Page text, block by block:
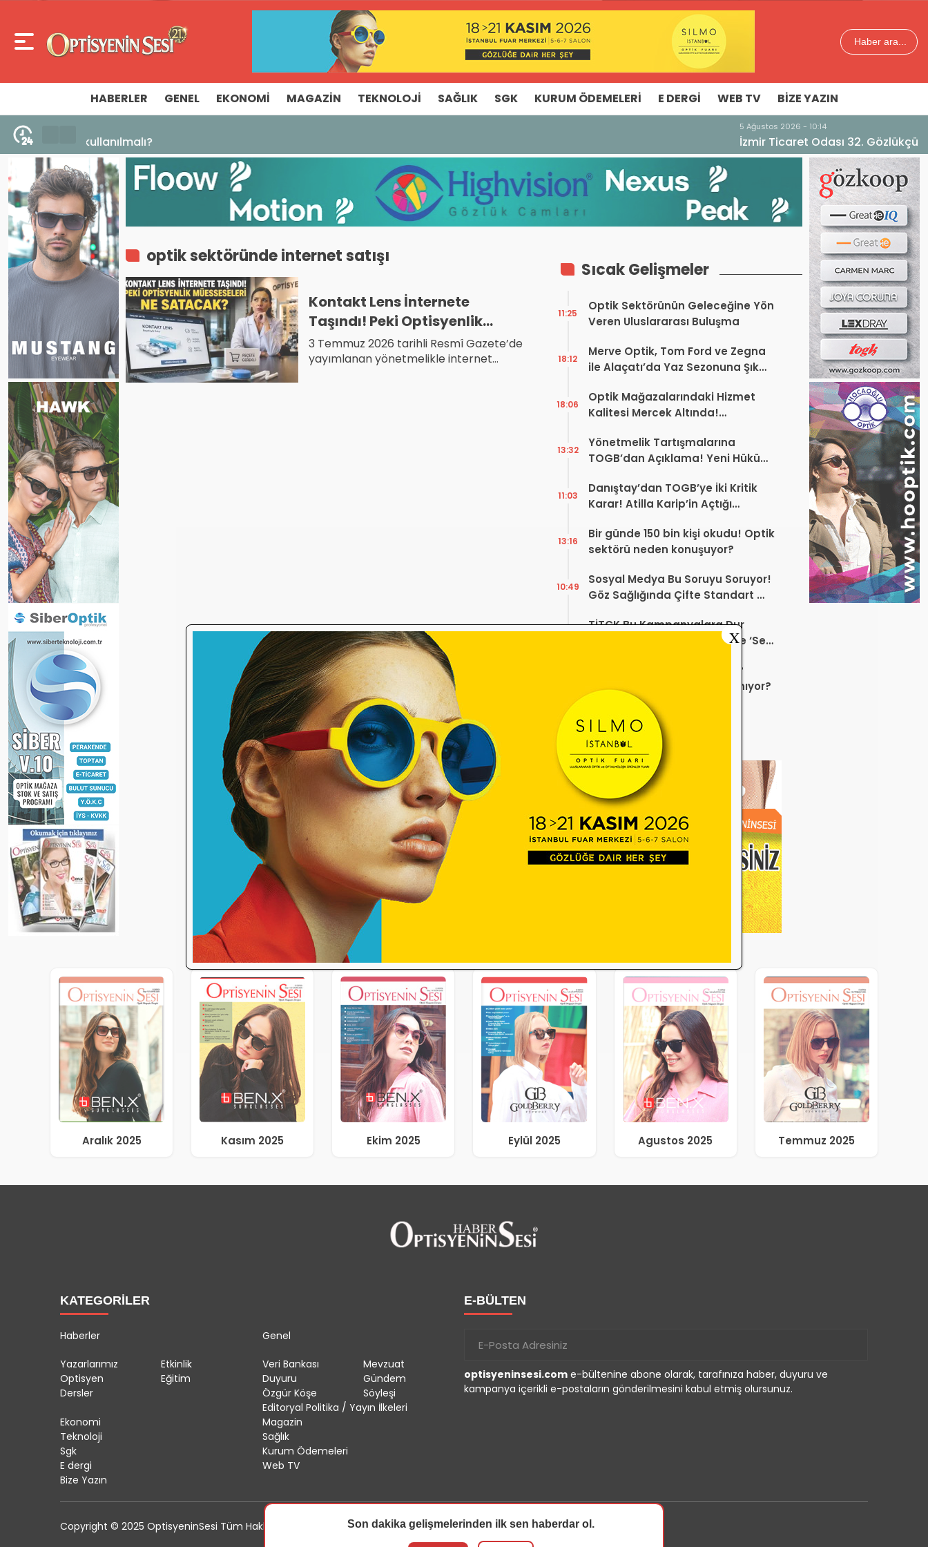
Haber ara...
HABERLER GENEL EKONOMI MAGAZIN TEKNOLOJI SAĞLIK SGK KURUM ÖDEMELERI E DERGI WEB TV BIZE YAZIN
İzmir Ticaret Odası 32. Gözlükçüler Grubu’ndan TEBD II DigitaliSME Dijital Dönüşüm Projesi açıklaması
optik sektöründe internet satışı
Kontakt Lens İnternete
Taşındı! Peki Optisyenlik
Müesseseleri Ne Satacak?
3 Temmuz 2026 tarihli Resmî Gazete’de
yayımlanan yönetmelikle internet
Sıcak Gelişmeler
Optik Sektörünün Geleceğine Yön
Veren Uluslararası Buluşma
11:25
Merve Optik, Tom Ford ve Zegna
ile Alaçatı’da Yaz Sezonuna Şık
18:12
Optik Mağazalarındaki Hizmet
Kalitesi Mercek Altında!
Şekillendirebilir
18:06
Yönetmelik Tartışmalarına
TOGB’dan Açıklama! Yeni Hüküm
13:32
Danıştay’dan TOGB’ye İki Kritik
Karar! Atilla Karip’in Açtığı
Kararı
11:03
Bir günde 150 bin kişi okudu! Optik
sektörü neden konuşuyor?
13:16
Sosyal Medya Bu Soruyu Soruyor!
Göz Sağlığında Çifte Standart mı
10:49
TİTCK Bu Kampanyalara Dur
Diyecek mi? Sağlık ürününde ‘Set
12:16
Optik sektörü neden durdu?
Temmuz ayında neler yaşanıyor?
ÜTS’de Miadı Dolan Gözlük
Çerçeveleri SGK İşlemlerini
Engelliyor!
09:54
Aralık 2025 Kasım 2025 Ekim 2025 Eylül 2025 Agustos 2025 Temmuz 2025
KATEGORİLER
Haberler
Yazarlarımız
Etkinlik
Optisyen
Eğitim
Dersler
Genel
Veri Bankası
Mevzuat
Duyuru
Gündem
Özgür Köşe
Söyleşi
Editoryal Politika / Yayın İlkeleri
Ekonomi
Magazin
Teknoloji
Sağlık
Sgk
Kurum Ödemeleri
E dergi
Web TV
Bize Yazın
E-BÜLTEN
optisyeninsesi.com e-bültenine abone olarak, tarafınıza haber, duyuru ve
kampanya içerikli e-postaların gönderilmesini kabul etmiş olursunuz.
Copyright © 2025 OptisyeninSesi Tüm Hakları Saklıdır.
X
Son dakika gelişmelerinden ilk sen haberdar ol.